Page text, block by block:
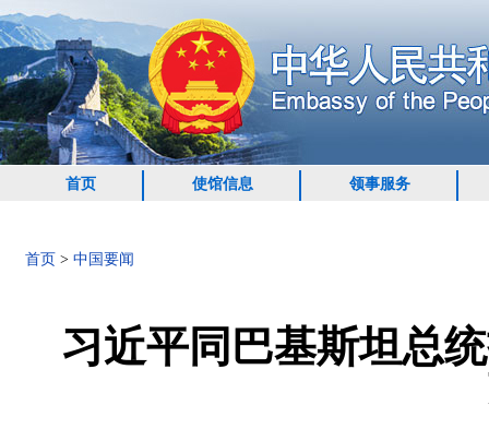
首页 使馆信息 领事服务
首页 > 中国要闻
习近平同巴基斯坦总